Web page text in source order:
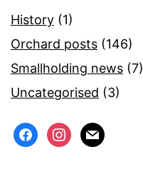
History (1)
Orchard posts (146)
Smallholding news (7)
Uncategorised (3)
facebookinstagram
mail